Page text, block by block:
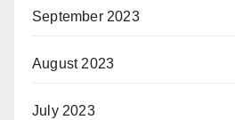
September 2023
August 2023
July 2023